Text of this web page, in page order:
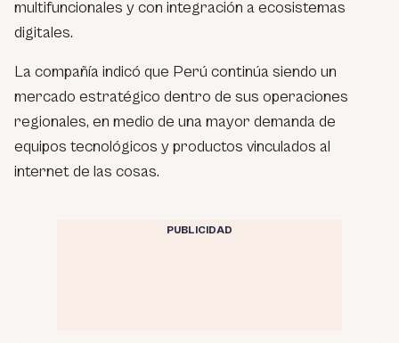
multifuncionales y con integración a ecosistemas
digitales.
La compañía indicó que Perú continúa siendo un
mercado estratégico dentro de sus operaciones
regionales, en medio de una mayor demanda de
equipos tecnológicos y productos vinculados al
internet de las cosas.
PUBLICIDAD